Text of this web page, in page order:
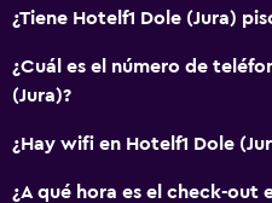
General
Vista a una calle tranquila
Habitaciones familiares
Vista al jardín
¿Tiene Hotelf1 Dole (Jura)
¿Cuál es el número de
(Jura)?
¿Hay wifi en Hotelf1 Dole
¿A qué hora es el check-out